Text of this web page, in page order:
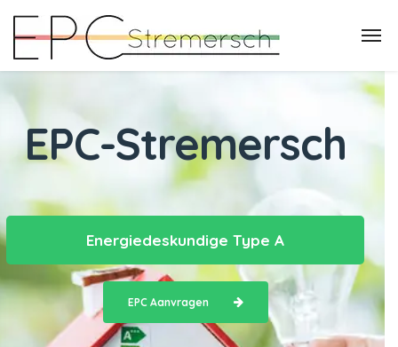
EPC-Stremersch
Energiedeskundige Type A
EPC Aanvragen